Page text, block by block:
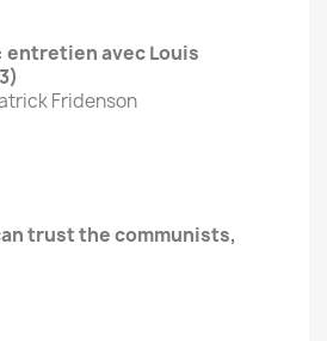
entretien avec Louis
Fridenson
trust the communists,